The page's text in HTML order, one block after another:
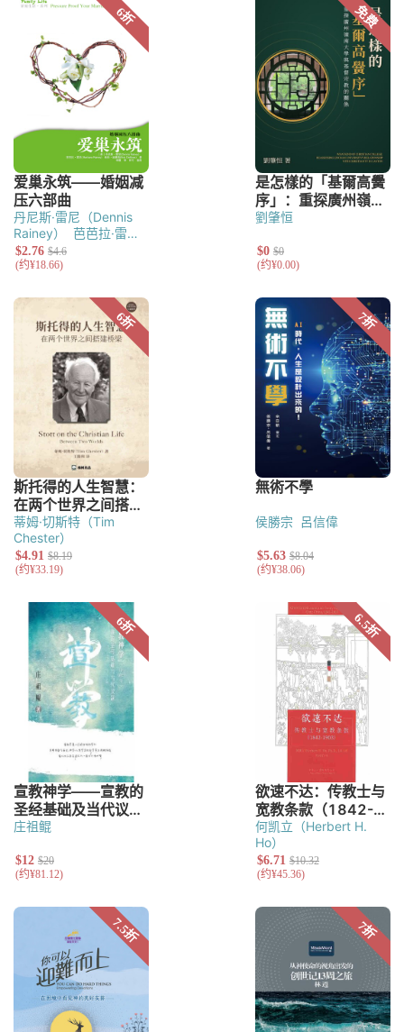
（Origen） 奥古斯丁
Hippo）
丹尼斯·雷尼（Dennis
Rainey）
芭芭拉·雷尼
（Barbara Rainey）
伯·迪摩西（Bob
劉肇恒
蒂姆·切斯特（Tim
Chester）
侯勝宗 呂信偉
庄祖鲲
何凯立（Herbert H.
Ho）